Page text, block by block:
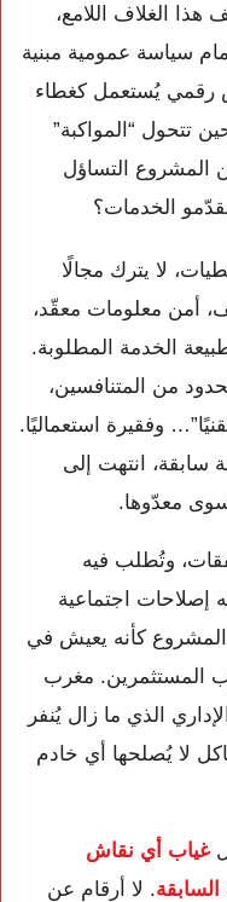
هذا الغلاف اللامع،
سياسة عمومية مبنية
رقمي يُستعمل كغطاء
تتحول “المواكبة”
المشروع التساؤل
الخدمات؟
لا يترك مجالًا
أمن معلومات معقّد،
الخدمة المطلوبة.
من المتنافسين،
وفقيرة استعماليًا.
سابقة، انتهت إلى
معدّوها.
وتُطلب فيه
إصلاحات اجتماعية
المشروع كأنه يعيش في
المستثمرين. مغرب
الذي ما زال يُنفر
لا يُصلحها أي خادم
غياب أي نقاش
. لا أرقام عن